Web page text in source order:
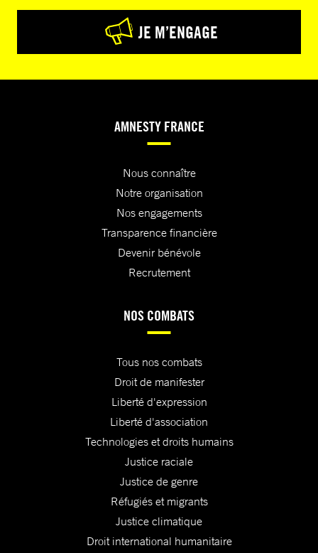
JE M’ENGAGE
AMNESTY FRANCE
Nous connaître
Notre organisation
Nos engagements
Transparence financière
Devenir bénévole
Recrutement
NOS COMBATS
Tous nos combats
Droit de manifester
Liberté d'expression
Liberté d'association
Technologies et droits humains
Justice raciale
Justice de genre
Réfugiés et migrants
Justice climatique
Droit international humanitaire